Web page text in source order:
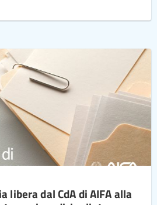
dal CdA di AIFA alla